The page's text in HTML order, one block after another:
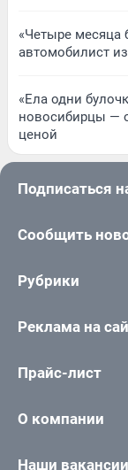
«Четыре месяца
автомобилист
«Ела одни
новосибирцы —
ценой
Подписаться
Сообщить
Рубрики
Реклама на
Прайс-лист
О компании
Наши вакансии